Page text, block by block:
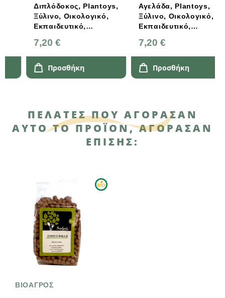
Διπλόδοκος, Plantoys,
Ξύλινο, Οικολογικό,
Εκπαιδευτικό,
7,20 €
Προσθήκη
Αγελάδα, Plantoys,
Ξύλινο, Οικολογικό,
Εκπαιδευτικό,
7,20 €
Προσθήκη
ΠΕΛΆΤΕΣ ΠΟΥ ΑΓΌΡΑΣΑΝ
ΑΥΤΌ ΤΟ ΠΡΟΪΌΝ, ΑΓΌΡΑΣΑΝ
ΕΠΊΣΗΣ:
ΒΙΟΑΓΡΟΣ